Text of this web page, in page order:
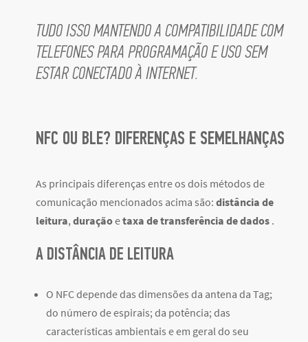
TUDO ISSO MANTENDO A COMPATIBILIDADE COM
TELEFONES PARA PROGRAMAÇÃO E USO SEM
ESTAR CONECTADO À INTERNET.
NFC OU BLE? DIFERENÇAS E SEMELHANÇAS
As principais diferenças entre os dois métodos de
comunicação mencionados acima são: distância de
leitura, duraçãoetaxa de transferência de dados .
A DISTÂNCIA DE LEITURA
O NFC depende das dimensões da antena da Tag;
do número de espirais; da potência; das
características ambientais e em geral do seu